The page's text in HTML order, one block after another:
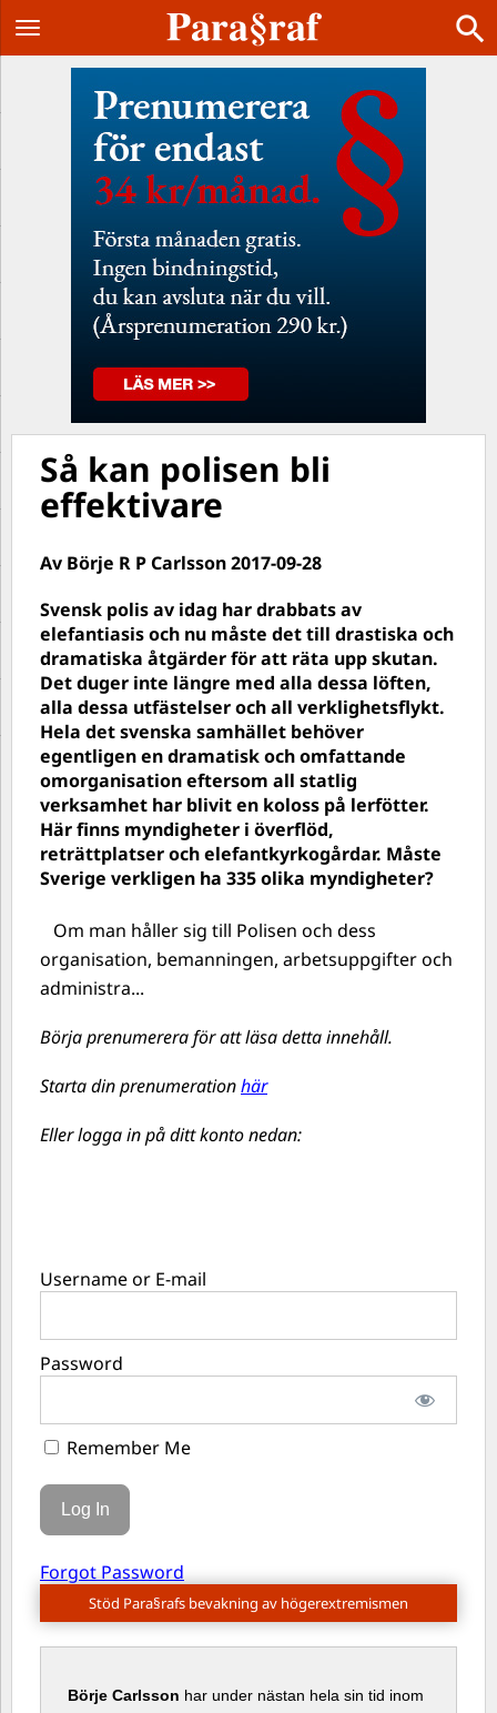
Så kan polisen bli
effektivare
Av Börje R P Carlsson 2017-09-28
Svensk polis av idag har drabbats av
elefantiasis och nu måste det till drastiska och
dramatiska åtgärder för att räta upp skutan.
Det duger inte längre med alla dessa löften,
alla dessa utfästelser och all verklighetsflykt.
Hela det svenska samhället behöver
egentligen en dramatisk och omfattande
omorganisation eftersom all statlig
verksamhet har blivit en koloss på lerfötter.
Här finns myndigheter i överflöd,
reträttplatser och elefantkyrkogårdar. Måste
Sverige verkligen ha 335 olika myndigheter?
Om man håller sig till Polisen och dess
organisation, bemanningen, arbetsuppgifter och
administra...
Börja prenumerera för att läsa detta innehåll.
Starta din prenumerationhär
Eller logga in på ditt konto nedan:
Username or E-mail
Password
Remember Me
Forgot Password
Stöd Para§rafs bevakning av högerextremismen
Börje Carlsson har under nästan hela sin tid inom